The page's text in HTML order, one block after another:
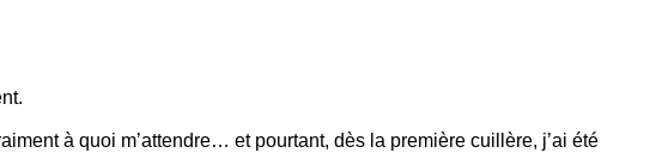
à quoi m’attendre… et pourtant, dès la première cuillère, j’ai été